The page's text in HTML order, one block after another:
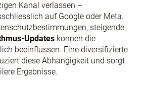
Kanal verlassen –
auf Google oder Meta.
steigende
Updates können die
beeinflussen. Eine diversifizierte
diese Abhängigkeit und sorgt
Ergebnisse.